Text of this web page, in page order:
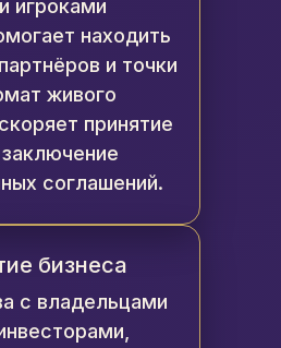
игроками
находить
и точки
живого
принятие
соглашений.
бизнеса
с владельцами